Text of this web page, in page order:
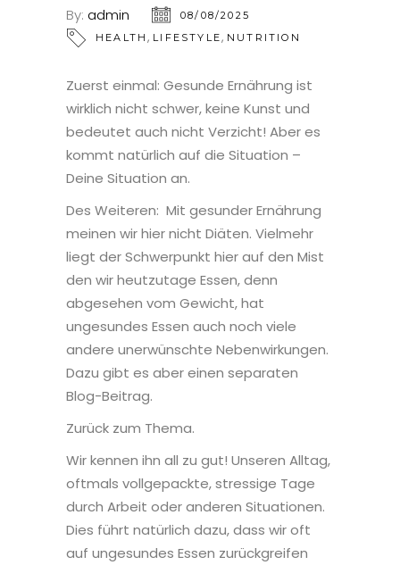
By: admin
08/08/2025
HEALTH , LIFESTYLE, NUTRITION
Zuerst einmal: Gesunde Ernährung ist
wirklich nicht schwer, keine Kunst und
bedeutet auch nicht Verzicht! Aber es
kommt natürlich auf die Situation –
Deine Situation an.
Des Weiteren: Mit gesunder Ernährung
meinen wir hier nicht Diäten. Vielmehr
liegt der Schwerpunkt hier auf den Mist
den wir heutzutage Essen, denn
abgesehen vom Gewicht, hat
ungesundes Essen auch noch viele
andere unerwünschte Nebenwirkungen.
Dazu gibt es aber einen separaten
Blog-Beitrag.
Zurück zum Thema.
Wir kennen ihn all zu gut! Unseren Alltag,
oftmals vollgepackte, stressige Tage
durch Arbeit oder anderen Situationen.
Dies führt natürlich dazu, dass wir oft
auf ungesundes Essen zurückgreifen